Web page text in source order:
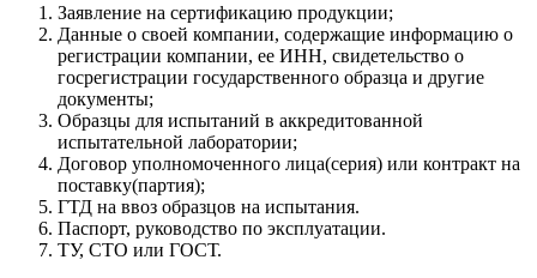
Заявление на сертификацию продукции;
Данные о своей компании, содержащие информацию о
регистрации компании, ее ИНН, свидетельство о
госрегистрации государственного образца и другие
документы;
Образцы для испытаний в аккредитованной
испытательной лаборатории;
Договор уполномоченного лица(серия) или контракт на
поставку(партия);
ГТД на ввоз образцов на испытания.
Паспорт, руководство по эксплуатации.
ТУ, СТО или ГОСТ.